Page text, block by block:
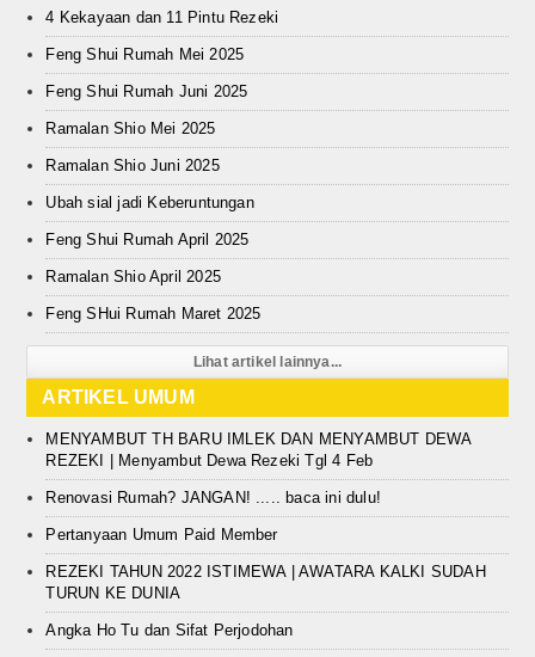
4 Kekayaan dan 11 Pintu Rezeki
Feng Shui Rumah Mei 2025
Feng Shui Rumah Juni 2025
Ramalan Shio Mei 2025
Ramalan Shio Juni 2025
Ubah sial jadi Keberuntungan
Feng Shui Rumah April 2025
Ramalan Shio April 2025
Feng SHui Rumah Maret 2025
Lihat artikel lainnya...
ARTIKEL UMUM
MENYAMBUT TH BARU IMLEK DAN MENYAMBUT DEWA
REZEKI | Menyambut Dewa Rezeki Tgl 4 Feb
Renovasi Rumah? JANGAN! ..... baca ini dulu!
Pertanyaan Umum Paid Member
REZEKI TAHUN 2022 ISTIMEWA | AWATARA KALKI SUDAH
TURUN KE DUNIA
Angka Ho Tu dan Sifat Perjodohan